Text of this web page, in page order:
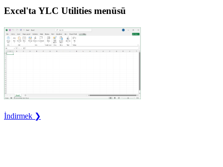
Excel'ta YLC Utilities menüsü
İndirmek ❯